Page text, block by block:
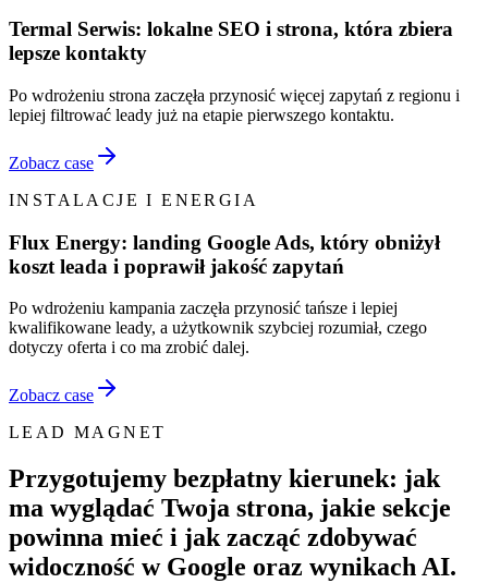
Termal Serwis: lokalne SEO i strona, która zbiera
lepsze kontakty
Po wdrożeniu strona zaczęła przynosić więcej zapytań z regionu i
lepiej filtrować leady już na etapie pierwszego kontaktu.
Zobacz case
INSTALACJE I ENERGIA
Flux Energy: landing Google Ads, który obniżył
koszt leada i poprawił jakość zapytań
Po wdrożeniu kampania zaczęła przynosić tańsze i lepiej
kwalifikowane leady, a użytkownik szybciej rozumiał, czego
dotyczy oferta i co ma zrobić dalej.
Zobacz case
LEAD MAGNET
Przygotujemy bezpłatny kierunek: jak
ma wyglądać Twoja strona, jakie sekcje
powinna mieć i jak zacząć zdobywać
widoczność w Google oraz wynikach AI.